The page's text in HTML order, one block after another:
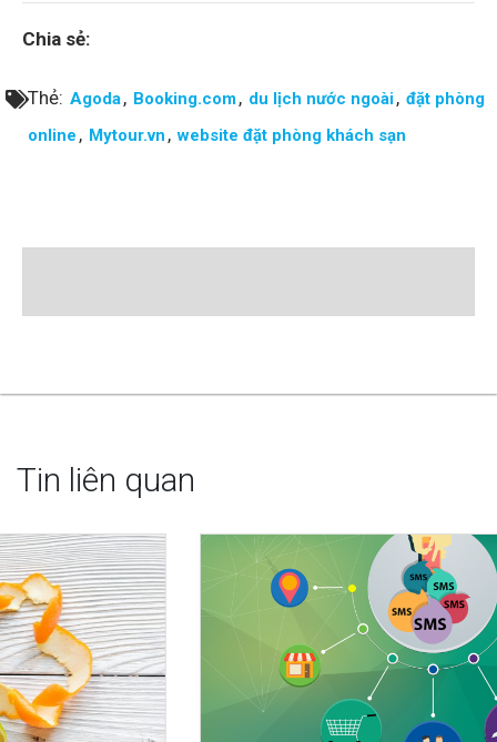
Chia sẻ:
Thẻ: Agoda, Booking.com, du lịch nước ngoài, đặt phòng
online , Mytour.vn , website đặt phòng khách sạn
Tin liên quan